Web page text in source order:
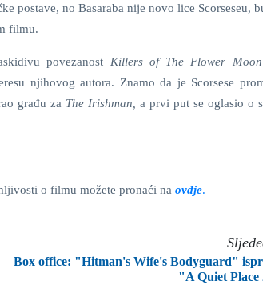
postave, no Basaraba nije novo lice Scorseseu,
filmu.
povezanost Killers of The Flower Moon
njihovog autora. Znamo da je Scorsese
građu za The Irishman, a prvi put se oglasio o
o filmu možete pronaći na ovdje.
Box office: "Hitman's Wife's Bodyguard"
"A Quiet Place